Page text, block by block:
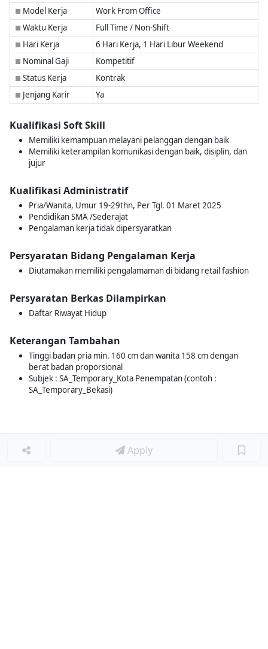
■ Model Kerja Work From Office
■ Waktu Kerja Full Time / Non-Shift
■ Hari Kerja 6 Hari Kerja, 1 Hari Libur Weekend
■ Nominal Gaji Kompetitif
■ Status Kerja Kontrak
■ Jenjang Karir Ya
Kualifikasi Soft Skill
Memiliki kemampuan melayani pelanggan dengan baik
Memiliki keterampilan komunikasi dengan baik, disiplin, dan
jujur
Kualifikasi Administratif
Pria/Wanita, Umur 19-29thn, Per Tgl. 01 Maret 2025
Pendidikan SMA /Sederajat
Pengalaman kerja tidak dipersyaratkan
Persyaratan Bidang Pengalaman Kerja
Diutamakan memiliki pengalamaman di bidang retail fashion
Persyaratan Berkas Dilampirkan
Daftar Riwayat Hidup
Keterangan Tambahan
Tinggi badan pria min. 160 cm dan wanita 158 cm dengan
berat badan proporsional
Subjek : SA_Temporary_Kota Penempatan (contoh :
SA_Temporary_Bekasi)
Apply